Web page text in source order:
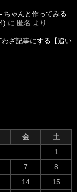
ちゃんと作ってみる
に 匿名 より
わざ記事にする【追い
金
土
1
7
8
14
15